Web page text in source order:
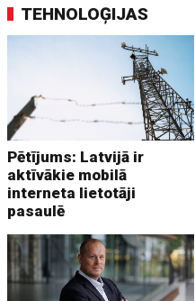
TEHNOLOĢIJAS
Pētījums: Latvijā ir
aktīvākie mobilā
interneta lietotāji
pasaulē